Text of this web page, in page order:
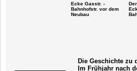
Ecke Gasstr. -
Bahnhofstr. vor dem
Neubau
Die Geschichte zu
Im Frühjahr nach